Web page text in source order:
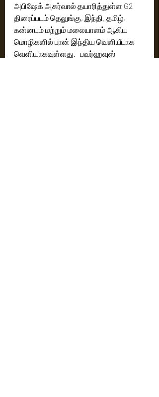
அபிஷேக் அகர்வால் தயாரித்துள்ள G2
திரைப்படம் தெலுங்கு, இந்தி, தமிழ்,
கன்னடம் மற்றும் மலையாளம் ஆகிய
மொழிகளில் பான் இந்திய வெளியீடாக
வெளியாகவுள்ளது.   பவர்ஹவுஸ்